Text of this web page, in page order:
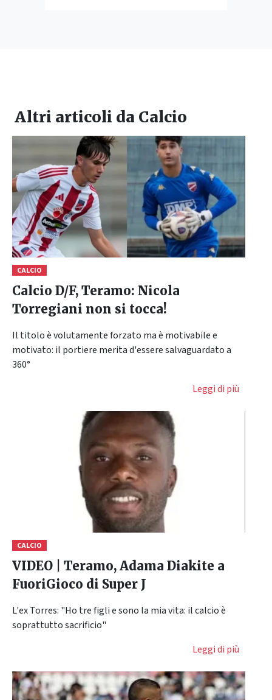
Altri articoli da Calcio
CALCIO
Calcio D/F, Teramo: Nicola
Torregiani non si tocca!
Il titolo è volutamente forzato ma è motivabile e
motivato: il portiere merita d'essere salvaguardato a
360°
Leggi di più
CALCIO
VIDEO | Teramo, Adama Diakite a
FuoriGioco di Super J
L'ex Torres: "Ho tre figli e sono la mia vita: il calcio è
soprattutto sacrificio"
Leggi di più